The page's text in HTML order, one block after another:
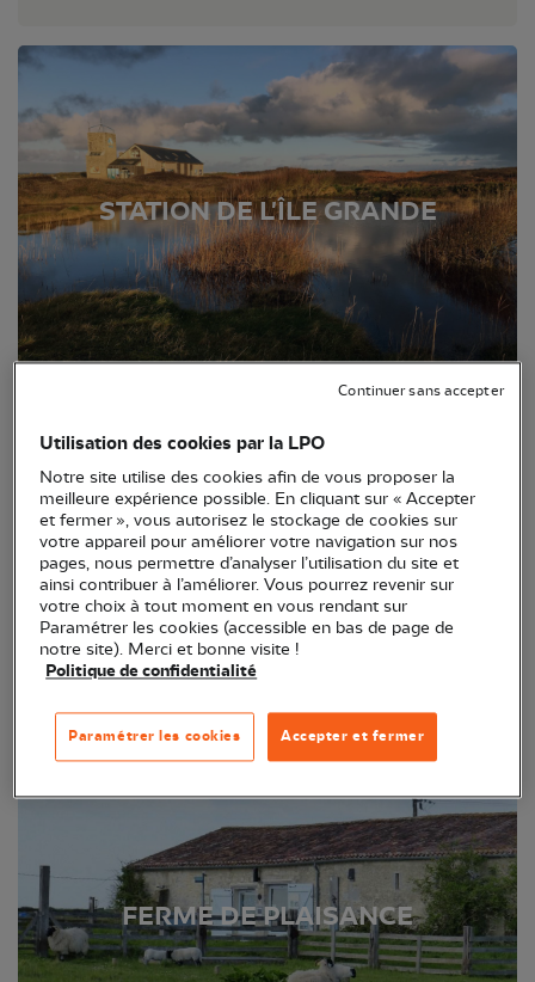
STATION DE L'ÎLE GRANDE
MAISON DU FIER
FERME DE PLAISANCE
Utilisation des cookies par la LPO
Notre site utilise des cookies afin de vous proposer la
meilleure expérience possible. En cliquant sur « Accepter
et fermer », vous autorisez le stockage de cookies sur
votre appareil pour améliorer votre navigation sur nos
pages, nous permettre d’analyser l’utilisation du site et
ainsi contribuer à l’améliorer. Vous pourrez revenir sur
votre choix à tout moment en vous rendant sur
Paramétrer les cookies (accessible en bas de page de
notre site). Merci et bonne visite !
Politique de confidentialité
Accepter et fermer
Paramétrer les cookies
Continuer sans accepter